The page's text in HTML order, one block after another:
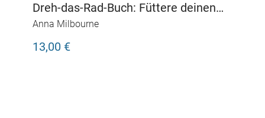
Dreh-das-Rad-Buch: Füttere deinen
Drachen
Anna Milbourne
13,00 €